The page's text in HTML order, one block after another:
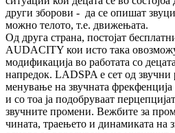
други зборови - да се опишат
можно те­­ло­то, т.е. движењата.
Од друга страна, постојат
AUDACITY кои исто така
моди­фи­ка­ци­ја во работата со
напредок. LADSPA е сет од
менување на звуч­на­та
и со тоа ја подобруваат
звучните промени. Веж­бите за
чината, траењето и динамиката на